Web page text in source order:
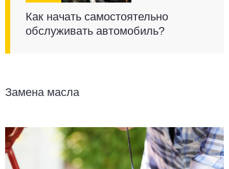
Как начать самостоятельно
обслуживать автомобиль?
Замена масла